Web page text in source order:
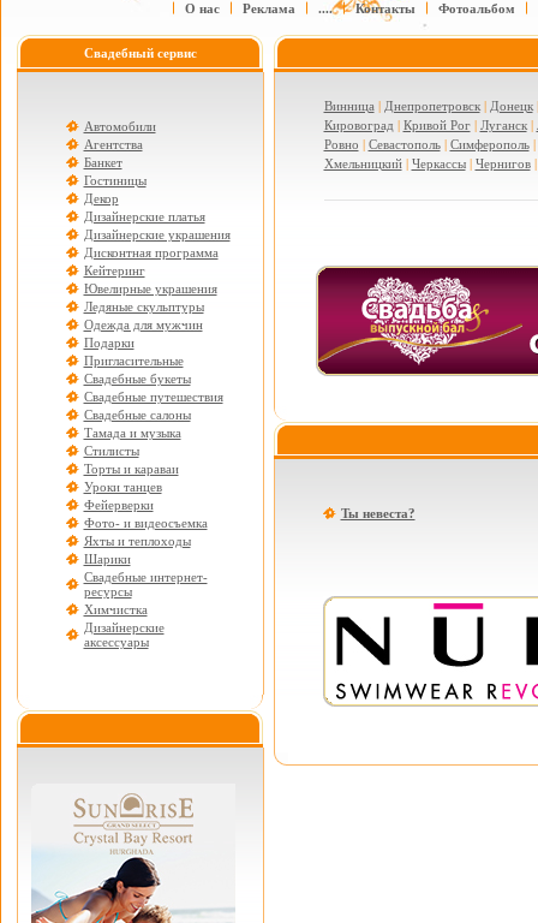
О нас Реклама .... Контакты Фотоальбом
Свадебный сервис
Автомобили
Агентства
Банкет
Гостиницы
Декор
Дизайнерские платья
Дизайнерские украшения
Дисконтная программа
Кейтеринг
Ювелирные украшения
Ледяные скульптуры
Одежда для мужчин
Подарки
Пригласительные
Свадебные букеты
Свадебные путешествия
Свадебные салоны
Тамада и музыка
Стилисты
Торты и караваи
Уроки танцев
Фейерверки
Фото- и видеосъемка
Яхты и теплоходы
Шарики
Свадебные интернет-
ресурсы
Химчистка
Дизайнерские
аксессуары
Винница | Днепропетровск| Донецк
Кировоград | Кривой Рог| Луганск|
Ровно | Севастополь| Симферополь|
Хмельницкий| Черкассы| Чернигов
Ты невеста?